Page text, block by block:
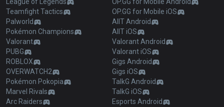
Teamfight Tactics
Palworld
Pokémon Champions
Valorant
PUBG
ROBLOX
OVERWATCH2
Pokémon Pokopia
Marvel Rivals
Arc Raiders
OP.GG for Mobile iOS
AllT Android
AllT iOS
Valorant Android
Valorant iOS
Gigs Android
Gigs iOS
TalkG Android
TalkG iOS
Esports Android